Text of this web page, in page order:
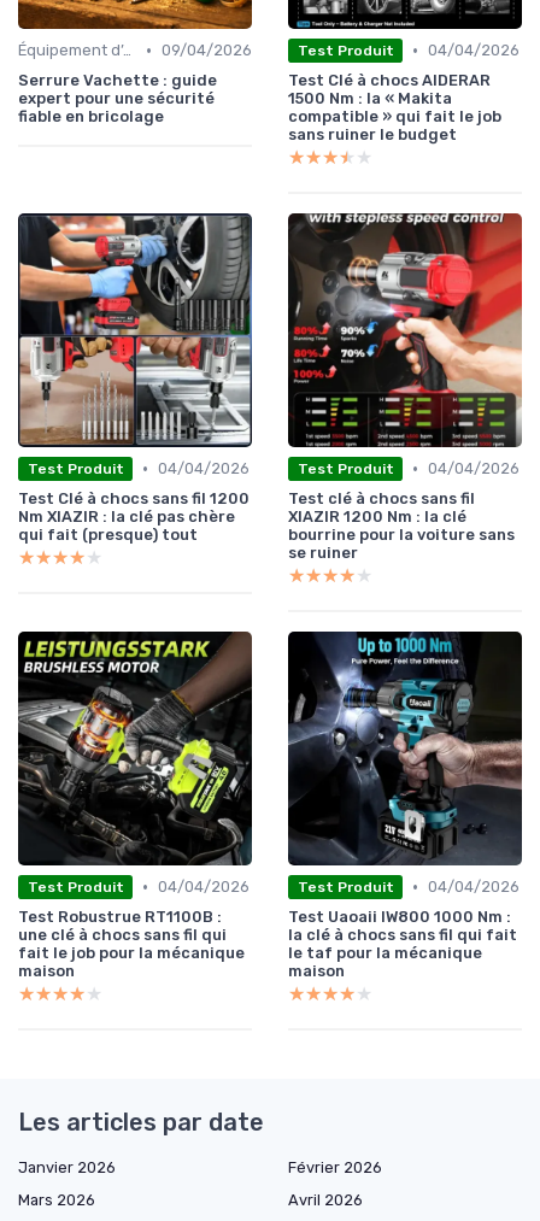
Équipement d’atelier • 09/04/2026
Serrure Vachette : guide
expert pour une sécurité
fiable en bricolage
Test Produit • 04/04/2026
Test Clé à chocs AIDERAR
1500 Nm : la « Makita
compatible » qui fait le job
sans ruiner le budget
★★★★★
★★★★★
Test Produit • 04/04/2026
Test Clé à chocs sans fil 1200
Nm XIAZIR : la clé pas chère
qui fait (presque) tout
★★★★★
★★★★★
Test Produit • 04/04/2026
Test clé à chocs sans fil
XIAZIR 1200 Nm : la clé
bourrine pour la voiture sans
se ruiner
★★★★★
★★★★★
Test Produit • 04/04/2026
Test Robustrue RT1100B :
une clé à chocs sans fil qui
fait le job pour la mécanique
maison
★★★★★
★★★★★
Test Produit • 04/04/2026
Test Uaoaii IW800 1000 Nm :
la clé à chocs sans fil qui fait
le taf pour la mécanique
maison
★★★★★
★★★★★
Les articles par date
Janvier 2026
Février 2026
Mars 2026
Avril 2026